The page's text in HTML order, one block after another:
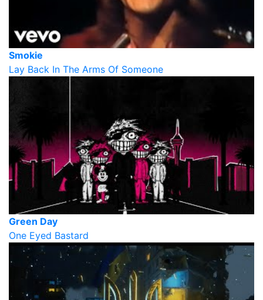
Smokie
Lay Back In The Arms Of Someone
Green Day
One Eyed Bastard